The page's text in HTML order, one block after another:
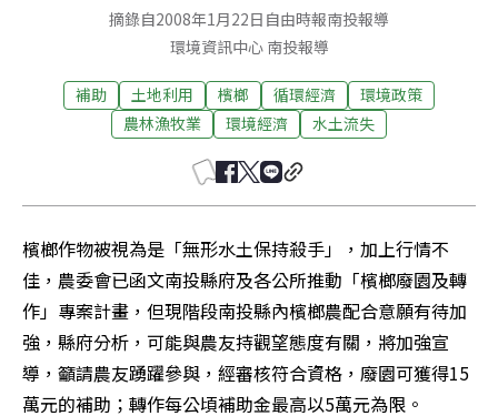
摘錄自2008年1月22日自由時報南投報導
環境資訊中心 南投報導
補助 土地利用 檳榔 循環經濟
環境政策
農林漁牧業
環境經濟 水土流失
檳榔作物被視為是「無形水土保持殺手」，加上行情不
佳，農委會已函文南投縣府及各公所推動「檳榔廢園及轉
作」專案計畫，但現階段南投縣內檳榔農配合意願有待加
強，縣府分析，可能與農友持觀望態度有關，將加強宣
導，籲請農友踴躍參與，經審核符合資格，廢園可獲得15
萬元的補助；轉作每公頃補助金最高以5萬元為限。